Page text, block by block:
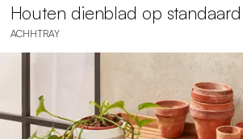
Houten dienblad op standaard
ACHHTRAY